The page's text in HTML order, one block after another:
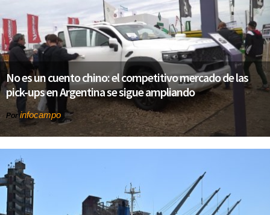
No es un cuento chino: el competitivo mercado de las
pick-ups en Argentina se sigue ampliando
Porinfocampo